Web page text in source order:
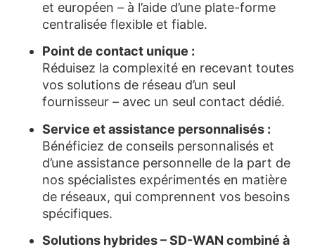
et européen – à l’aide d’une plate-forme
centralisée flexible et fiable.
Point de contact unique :
Réduisez la complexité en recevant toutes
vos solutions de réseau d’un seul
fournisseur – avec un seul contact dédié.
Service et assistance personnalisés :
Bénéficiez de conseils personnalisés et
d’une assistance personnelle de la part de
nos spécialistes expérimentés en matière
de réseaux, qui comprennent vos besoins
spécifiques.
Solutions hybrides – SD-WAN combiné à